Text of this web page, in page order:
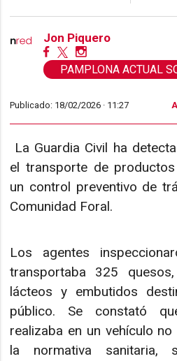
Jon Piquero
PAMPLONA ACTUAL
Publicado: 18/02/2026 · 11:27
La Guardia Civil ha
el transporte de
un control preventivo de
Comunidad Foral.
Los agentes
transportaba 325
lácteos y embutidos
público. Se constató
realizaba en un vehículo
la normativa sanitaria,